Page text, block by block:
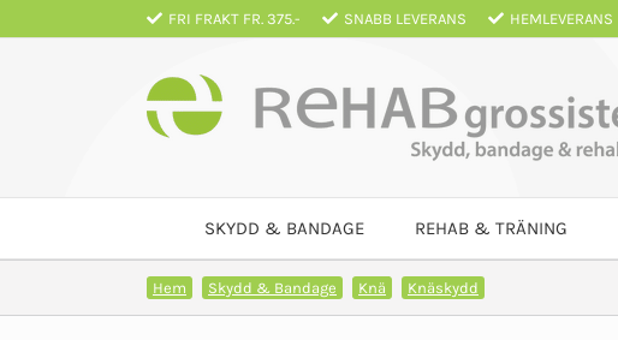
FRI FRAKT FR. 375.- SNABB LEVERANS HEMLEVERANS
SKYDD & BANDAGE REHAB & TRÄNING
Hem Skydd & Bandage Knä Knäskydd